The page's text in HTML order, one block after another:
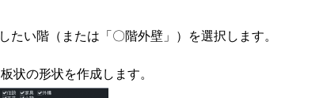
い階（または「〇階外壁」）を選択します。
状の形状を作成します。